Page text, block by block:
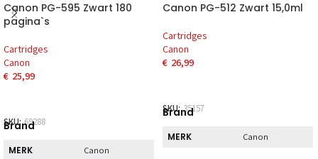
Canon PG-595 Zwart 180
pagina`s
Cartridges
Canon
€ 25,99
SKU:69288
Brand
MERK Canon
Canon PG-512 Zwart 15,0ml
Cartridges
Canon
€ 26,99
SKU:35157
Brand
MERK Canon